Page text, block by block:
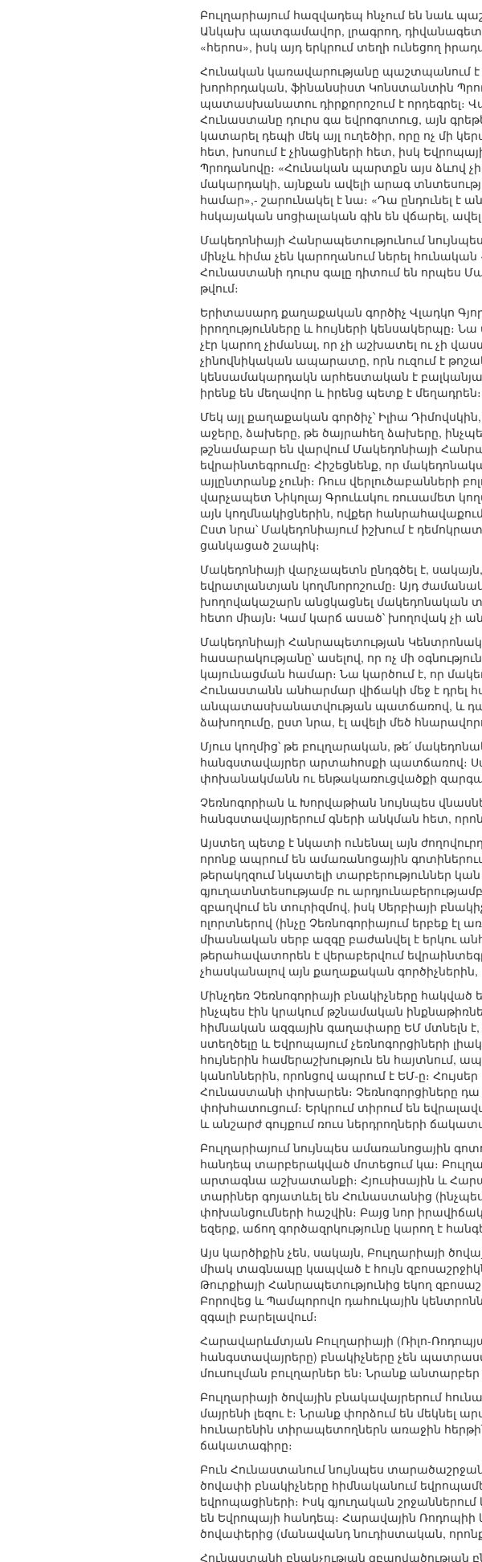
Բուլղարիայում հազվադեպ հնչում են նաև
Անկախ պատգամավոր, լրագրող, դիվանագետ,
«հերոս», իսկ այդ երկրում տեղի ունեցող
Հունական կառավարությանը պաշտպանում
խորհրդական, ֆինանսիստ Կոնստանտին
պատասխանատու դիրքորոշում է որդեգրել։
Հունաստանը դուրս գա եվրոգոտուց, այն
կատարել դեպի մեկ այլ ուղեծիր, որը ոչ մի
հետ, խոսում է չինացիների հետ, իսկ
Պրոդանովը։ «Հունական պարտքն այս ձևով
մակարդակի, այնքան ավելի արագ
համար»,- շարունակել է նա։ «Դա ընդունել է
հսկայական սոցիալական գին են վճարել,
Մակեդոնիայի Հանրապետությունում
մինչև հիմա չեն կարողանում ներել
Հունաստանի դուրս գալը դիտում են որպես
թվում։
Երիտասարդ քաղաքական գործիչ Վլադկո
իրողությունները և հույների կենսակերպը։
չէր կարող չիմանալ, որ չի աշխատել ու չի
չինովնիկական ապարատը, որն ուզում է
կենսամակարդակն արհեստական է
իրենք են մեղավոր և իրենց պետք է մեղադրեն։
Մեկ այլ քաղաքական գործիչ՝ Իլիա
աջերը, ձախերը, թե ծայրահեղ ձախերը,
թշնամաբար են վարվում Մակեդոնիայի
եվրաինտեգրումը։ Հիշեցնենք, որ
այլընտրանք չունի։ Ռուս վերլուծաբանների
վարչապետ Նիկոլայ Գրուևսկու ռուսամետ
այն կողմնակիցներին, ովքեր
Ըստ նրա՝ Մակեդոնիայում իշխում է
ցանկացած շապիկ։
Մակեդոնիայի վարչապետն ընդգծել է,
եվրատլանտյան կողմնորոշումը։ Այդ
խողովակաշարն անցկացնել մակեդոնական
հետո միայն։ Կամ կարճ ասած՝ խողովակ չի
Մակեդոնիայի Հանրապետության
հասարակությանը՝ ասելով, որ ոչ մի
կայունացման համար։ Նա կարծում է, որ
Հունաստանն անհարմար վիճակի մեջ է դրել
անպատասխանատվության պատճառով, և դա
ձախողումը, ըստ նրա, էլ ավելի մեծ
Մյուս կողմից՝ թե բուլղարական, թե՛
հանգստավայրեր արտահոսքի պատճառով։
փոխանակմանն ու ենթակառուցվածքի
Չեռնոգորիան և Խորվաթիան նույնպես
հանգստավայրերում գների անկման հետ,
Այստեղ պետք է նկատի ունենալ այն
որոնք ապրում են ամառանոցային
թերակղզում նկատելի տարբերություններ
գյուղատնտեսությամբ ու
զբաղվում են տուրիզմով, իսկ Սերբիայի
ոլորտներով (ինչը Չեռնոգորիայում երբեք
միասնական սերբ ազգը բաժանվել է երկու
թերահավատորեն է վերաբերվում
չհասկանալով այն քաղաքական գործիչներին,
Մինչդեռ Չեռնոգորիայի բնակիչները
ինչպես էին կրակում թշնամական
հիմնական ազգային գաղափարը ԵՄ մտնելն
ստեղծելը և Եվրոպայում չեռնոգորցիների
հույներին համերաշխություն են հայտնում,
կանոններին, որոնցով ապրում է ԵՄ-ը։
Հունաստանի փոխարեն։ Չեռնոգորցիները
փոխհատուցում։ Երկրում տիրում են
և անշարժ գույքում ռուս ներդրողների
Բուլղարիայում նույնպես ամառանոցային
հանդեպ տարբերակված մոտեցում կա։
արտագնա աշխատանքի։ Հյուսիսային և
տարիներ գոյատևել են Հունաստանից
փոխանցումների հաշվին։ Բայց նոր
եզերք, աճող գործազրկությունը կարող է
Այս կարծիքին չեն, սակայն, Բուլղարիայի
միակ տագնապը կապված է հույն
Թուրքիայի Հանրապետությունից եկող
Բորովեց և Պամպորովո դահուկային
զգալի բարելավում։
Հարավարևմտյան Բուլղարիայի (Ռիլո-
հանգստավայրերը) բնակիչները չեն
մուսուլման բուլղարներ են։ Նրանք
Բուլղարիայի ծովային բնակավայրերում
մայրենի լեզու է։ Նրանք փորձում են
հունարենին տիրապետողներն առաջին
ճակատագիրը։
Բուն Հունաստանում նույնպես
ծովափի բնակիչները հիմնականում
եվրոպացիների։ Իսկ գյուղական
են Եվրոպայի հանդեպ։ Հարավային Ռոդոպիի
ծովափերից (մանավանդ նուդիստական,
Հունաստանի բնակչության զբաղվածության